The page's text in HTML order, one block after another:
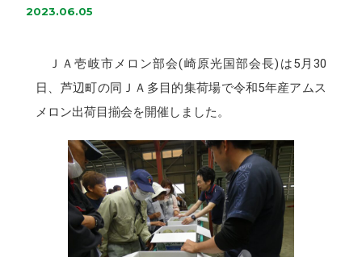
2023.06.05
ＪＡ壱岐市メロン部会(崎原光国部会長)は5月30
日、芦辺町の同ＪＡ多目的集荷場で令和5年産アムス
メロン出荷目揃会を開催しました。